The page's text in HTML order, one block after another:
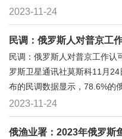
2023-11-24
民调：俄罗斯人对普京工
民调：俄罗斯人对普京工作
罗斯卫星通讯社莫斯科11月
布的民调数据显示，78.6%的
2023-11-24
俄渔业署：2023年俄罗斯